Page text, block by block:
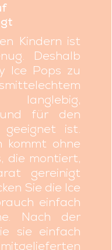
Kindern ist
Deshalb
Ice Pops zu
und für den
geeignet ist.
kommt ohne
die montiert,
gereinigt
Sie die Ice
einfach
Nach der
sie einfach